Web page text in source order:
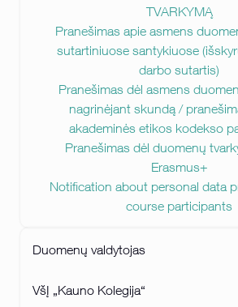
TVARKYMĄ
Pranešimas apie asmens
sutartiniuose santykiuose
darbo sutartis)
Pranešimas dėl asmens
nagrinėjant skundą /
akademinės etikos kodekso
Pranešimas dėl duomenų
Erasmus+
Notification about personal data
course participants
Duomenų valdytojas
VšĮ „Kauno Kolegija“